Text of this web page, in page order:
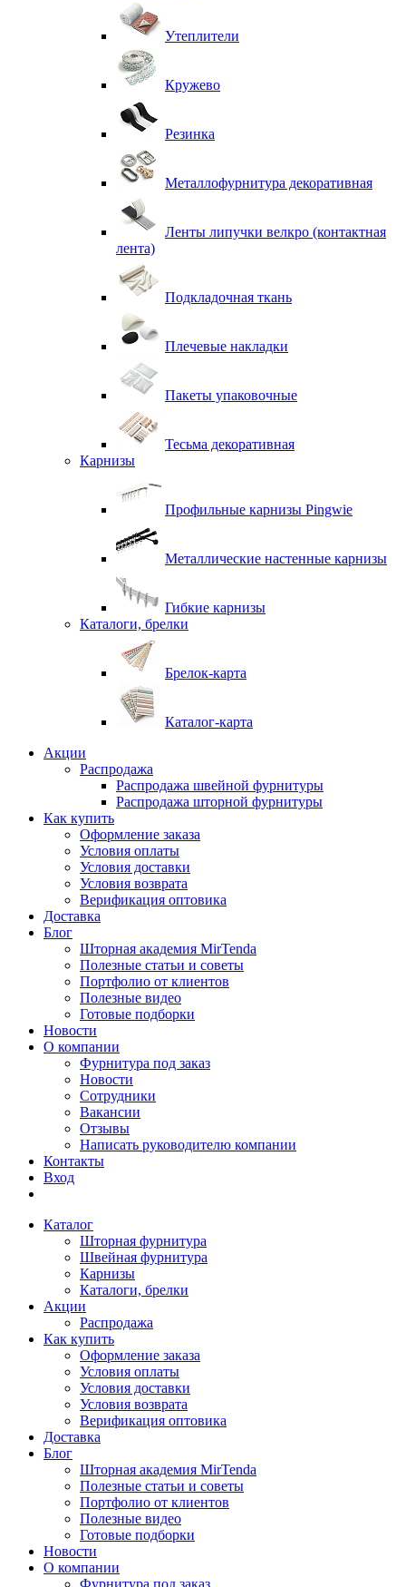
Утеплители
Кружево
Резинка
Металлофурнитура декоративная
Ленты липучки велкро (контактная
лента)
Подкладочная ткань
Плечевые накладки
Пакеты упаковочные
Тесьма декоративная
Карнизы
Профильные карнизы Pingwie
Металлические настенные карнизы
Гибкие карнизы
Каталоги, брелки
Брелок-карта
Каталог-карта
Акции
Распродажа
Распродажа швейной фурнитуры
Распродажа шторной фурнитуры
Как купить
Оформление заказа
Условия оплаты
Условия доставки
Условия возврата
Верификация оптовика
Доставка
Блог
Шторная академия MirTenda
Полезные статьи и советы
Портфолио от клиентов
Полезные видео
Готовые подборки
Новости
О компании
Фурнитура под заказ
Новости
Сотрудники
Вакансии
Отзывы
Написать руководителю компании
Контакты
Вход
Каталог
Шторная фурнитура
Швейная фурнитура
Карнизы
Каталоги, брелки
Акции
Распродажа
Как купить
Оформление заказа
Условия оплаты
Условия доставки
Условия возврата
Верификация оптовика
Доставка
Блог
Шторная академия MirTenda
Полезные статьи и советы
Портфолио от клиентов
Полезные видео
Готовые подборки
Новости
О компании
Фурнитура под заказ